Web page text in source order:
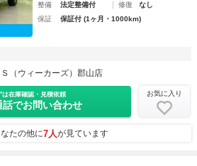
整備
法定整備付 修復
なし
保証
保証付 (1ヶ月・1000km)
（ウィーカーズ）郡山店
は在庫確認・見積依頼
話でお問い合わせ
お気に入り
たの他に7人が見ています